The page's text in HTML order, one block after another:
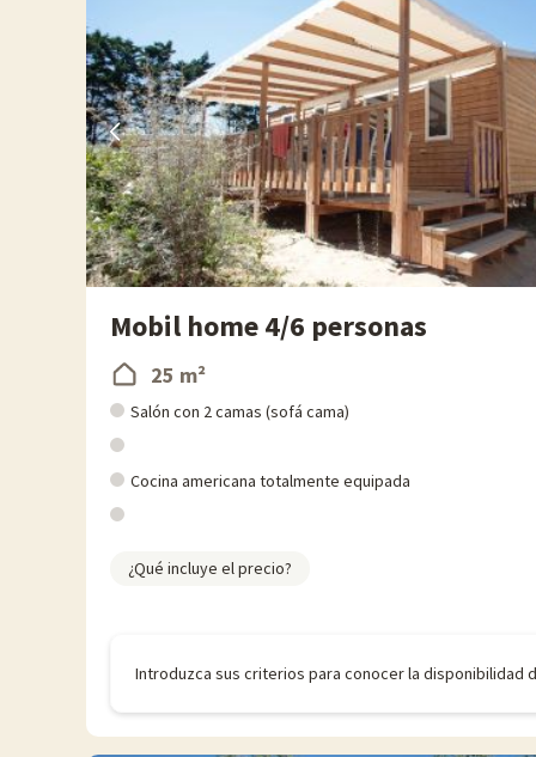
Cada año en Familytrip descubrimos nuevas actividades
directamente en línea después de haber elegido su
Para más información
- Se aceptan mascotas, con coste adicional
Mobil home 4/6 personas
25 m²
Salón con 2 camas (sofá cama)
Cocina americana totalmente equipada
¿Qué incluye el precio?
Introduzca sus criterios para conocer la disponibilidad